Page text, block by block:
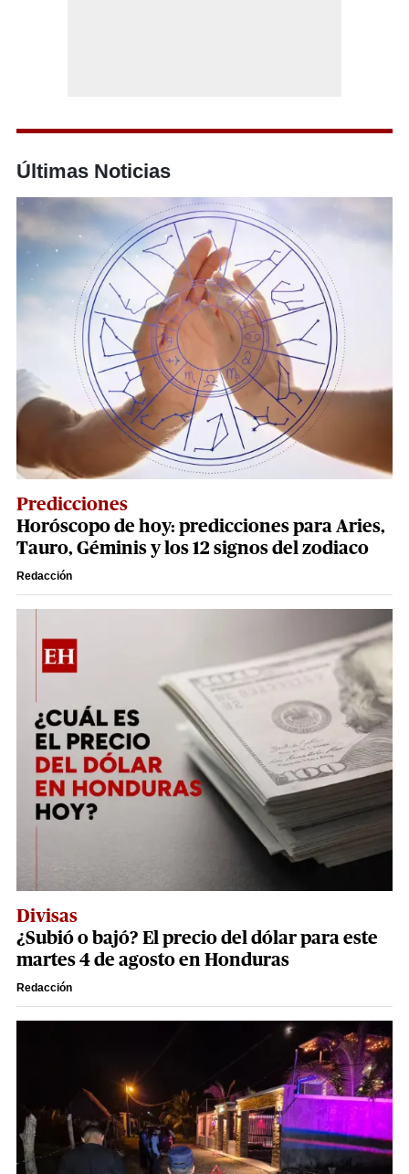
Últimas Noticias
Predicciones
Horóscopo de hoy: predicciones para Aries,
Tauro, Géminis y los 12 signos del zodiaco
Redacción
Divisas
¿Subió o bajó? El precio del dólar para este
martes 4 de agosto en Honduras
Redacción